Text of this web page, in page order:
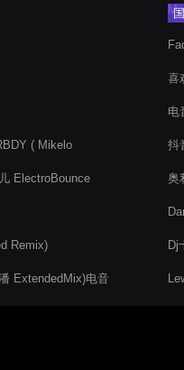
( Mikelo
ElectroBounce
Remix)
ExtendedMix)电音
喜
电
抖
奥
Dj